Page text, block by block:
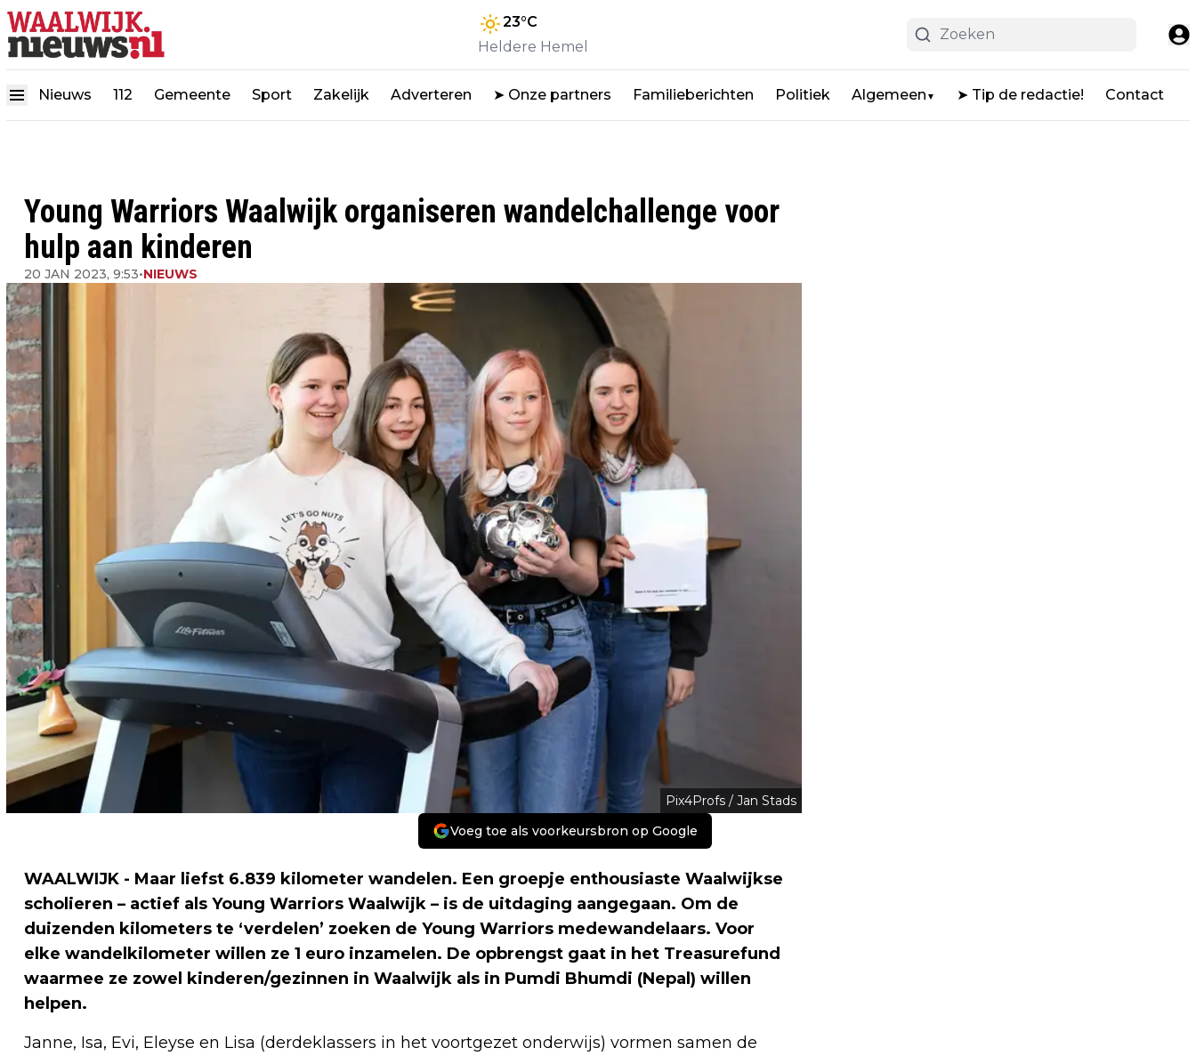
23°C
Heldere Hemel
Nieuws 112 Gemeente Sport Zakelijk Adverteren ➤ Onze partners Familieberichten Politiek Algemeen ▼ ➤ Tip de redactie! Contact
Young Warriors Waalwijk organiseren wandelchallenge voor
hulp aan kinderen
20 JAN 2023, 9:53•NIEUWS
Pix4Profs / Jan Stads
Voeg toe als voorkeursbron op Google
WAALWIJK - Maar liefst 6.839 kilometer wandelen. Een groepje enthousiaste Waalwijkse
scholieren – actief als Young Warriors Waalwijk – is de uitdaging aangegaan. Om de
duizenden kilometers te ‘verdelen’ zoeken de Young Warriors medewandelaars. Voor
elke wandelkilometer willen ze 1 euro inzamelen. De opbrengst gaat in het Treasurefund
waarmee ze zowel kinderen/gezinnen in Waalwijk als in Pumdi Bhumdi (Nepal) willen
helpen.
Janne, Isa, Evi, Eleyse en Lisa (derdeklassers in het voortgezet onderwijs) vormen samen de